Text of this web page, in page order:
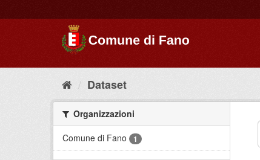
Dataset
Organizzazioni
Comune di Fano
1